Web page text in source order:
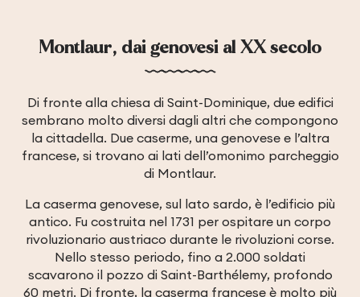
Montlaur, dai genovesi al XX secolo
Di fronte alla chiesa di Saint-Dominique, due edifici
sembrano molto diversi dagli altri che compongono
la cittadella. Due caserme, una genovese e l’altra
francese, si trovano ai lati dell’omonimo parcheggio
di Montlaur.
La caserma genovese, sul lato sardo, è l’edificio più
antico. Fu costruita nel 1731 per ospitare un corpo
rivoluzionario austriaco durante le rivoluzioni corse.
Nello stesso periodo, fino a 2.000 soldati
scavarono il pozzo di Saint-Barthélemy, profondo
60 metri. Di fronte, la caserma francese è molto più